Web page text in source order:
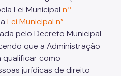
Lei Municipal nº
Lei Municipal n°
pelo Decreto Municipal
que a Administração
qualificar como
jurídicas de direito